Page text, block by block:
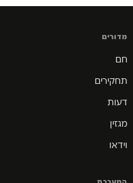
מדורים
חם
תחקירים
דעות
מגזין
וידאו